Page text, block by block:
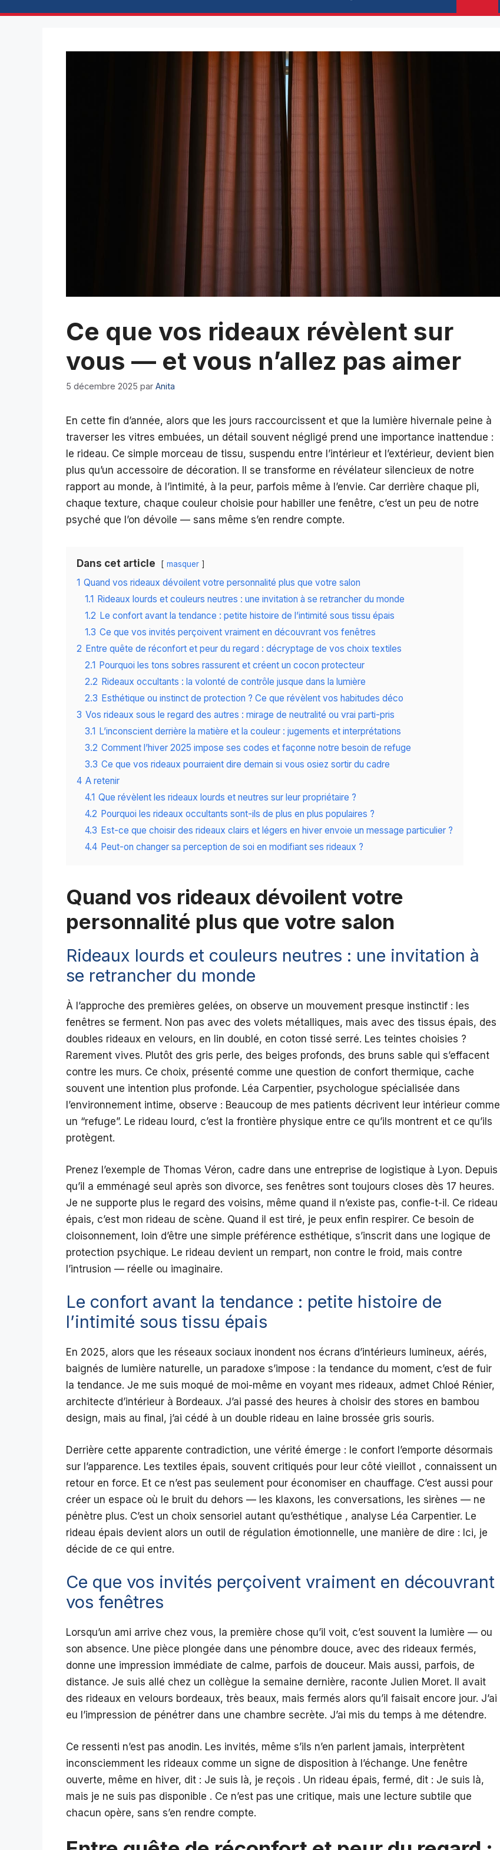
Ce que vos rideaux révèlent sur
vous — et vous n’allez pas aimer
5 décembre 2025 par Anita
En cette fin d’année, alors que les jours raccourcissent et que la lumière hivernale peine à
traverser les vitres embuées, un détail souvent négligé prend une importance inattendue :
le rideau. Ce simple morceau de tissu, suspendu entre l’intérieur et l’extérieur, devient bien
plus qu’un accessoire de décoration. Il se transforme en révélateur silencieux de notre
rapport au monde, à l’intimité, à la peur, parfois même à l’envie. Car derrière chaque pli,
chaque texture, chaque couleur choisie pour habiller une fenêtre, c’est un peu de notre
psyché que l’on dévoile — sans même s’en rendre compte.
Dans cet article masquer
1 Quand vos rideaux dévoilent votre personnalité plus que votre salon
1.1 Rideaux lourds et couleurs neutres : une invitation à se retrancher du monde
1.2 Le confort avant la tendance : petite histoire de l’intimité sous tissu épais
1.3 Ce que vos invités perçoivent vraiment en découvrant vos fenêtres
2 Entre quête de réconfort et peur du regard : décryptage de vos choix textiles
2.1 Pourquoi les tons sobres rassurent et créent un cocon protecteur
2.2 Rideaux occultants : la volonté de contrôle jusque dans la lumière
2.3 Esthétique ou instinct de protection ? Ce que révèlent vos habitudes déco
3 Vos rideaux sous le regard des autres : mirage de neutralité ou vrai parti-pris
3.1 L’inconscient derrière la matière et la couleur : jugements et interprétations
3.2 Comment l’hiver 2025 impose ses codes et façonne notre besoin de refuge
3.3 Ce que vos rideaux pourraient dire demain si vous osiez sortir du cadre
4 A retenir
4.1 Que révèlent les rideaux lourds et neutres sur leur propriétaire ?
4.2 Pourquoi les rideaux occultants sont-ils de plus en plus populaires ?
4.3 Est-ce que choisir des rideaux clairs et légers en hiver envoie un message particulier ?
4.4 Peut-on changer sa perception de soi en modifiant ses rideaux ?
Quand vos rideaux dévoilent votre
personnalité plus que votre salon
Rideaux lourds et couleurs neutres : une invitation à
se retrancher du monde
À l’approche des premières gelées, on observe un mouvement presque instinctif : les
fenêtres se ferment. Non pas avec des volets métalliques, mais avec des tissus épais, des
doubles rideaux en velours, en lin doublé, en coton tissé serré. Les teintes choisies ?
Rarement vives. Plutôt des gris perle, des beiges profonds, des bruns sable qui s’effacent
contre les murs. Ce choix, présenté comme une question de confort thermique, cache
souvent une intention plus profonde. Léa Carpentier, psychologue spécialisée dans
l’environnement intime, observe : Beaucoup de mes patients décrivent leur intérieur comme
un “refuge”. Le rideau lourd, c’est la frontière physique entre ce qu’ils montrent et ce qu’ils
protègent.
Prenez l’exemple de Thomas Véron, cadre dans une entreprise de logistique à Lyon. Depuis
qu’il a emménagé seul après son divorce, ses fenêtres sont toujours closes dès 17 heures.
Je ne supporte plus le regard des voisins, même quand il n’existe pas, confie-t-il. Ce rideau
épais, c’est mon rideau de scène. Quand il est tiré, je peux enfin respirer. Ce besoin de
cloisonnement, loin d’être une simple préférence esthétique, s’inscrit dans une logique de
protection psychique. Le rideau devient un rempart, non contre le froid, mais contre
l’intrusion — réelle ou imaginaire.
Le confort avant la tendance : petite histoire de
l’intimité sous tissu épais
En 2025, alors que les réseaux sociaux inondent nos écrans d’intérieurs lumineux, aérés,
baignés de lumière naturelle, un paradoxe s’impose : la tendance du moment, c’est de fuir
la tendance. Je me suis moqué de moi-même en voyant mes rideaux, admet Chloé Rénier,
architecte d’intérieur à Bordeaux. J’ai passé des heures à choisir des stores en bambou
design, mais au final, j’ai cédé à un double rideau en laine brossée gris souris.
Derrière cette apparente contradiction, une vérité émerge : le confort l’emporte désormais
sur l’apparence. Les textiles épais, souvent critiqués pour leur côté vieillot , connaissent un
retour en force. Et ce n’est pas seulement pour économiser en chauffage. C’est aussi pour
créer un espace où le bruit du dehors — les klaxons, les conversations, les sirènes — ne
pénètre plus. C’est un choix sensoriel autant qu’esthétique , analyse Léa Carpentier. Le
rideau épais devient alors un outil de régulation émotionnelle, une manière de dire : Ici, je
décide de ce qui entre.
Ce que vos invités perçoivent vraiment en découvrant
vos fenêtres
Lorsqu’un ami arrive chez vous, la première chose qu’il voit, c’est souvent la lumière — ou
son absence. Une pièce plongée dans une pénombre douce, avec des rideaux fermés,
donne une impression immédiate de calme, parfois de douceur. Mais aussi, parfois, de
distance. Je suis allé chez un collègue la semaine dernière, raconte Julien Moret. Il avait
des rideaux en velours bordeaux, très beaux, mais fermés alors qu’il faisait encore jour. J’ai
eu l’impression de pénétrer dans une chambre secrète. J’ai mis du temps à me détendre.
Ce ressenti n’est pas anodin. Les invités, même s’ils n’en parlent jamais, interprètent
inconsciemment les rideaux comme un signe de disposition à l’échange. Une fenêtre
ouverte, même en hiver, dit : Je suis là, je reçois . Un rideau épais, fermé, dit : Je suis là,
mais je ne suis pas disponible . Ce n’est pas une critique, mais une lecture subtile que
chacun opère, sans s’en rendre compte.